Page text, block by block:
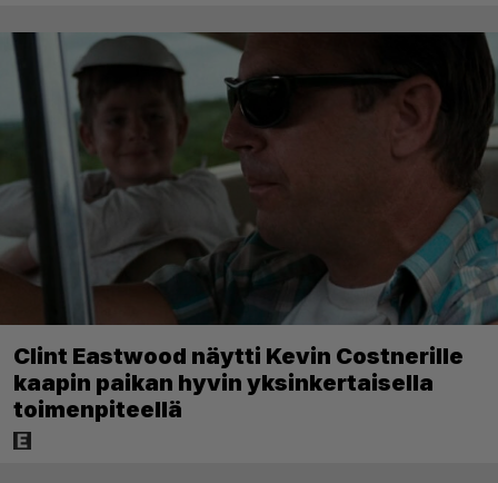
Clint Eastwood näytti Kevin Costnerille
kaapin paikan hyvin yksinkertaisella
toimenpiteellä